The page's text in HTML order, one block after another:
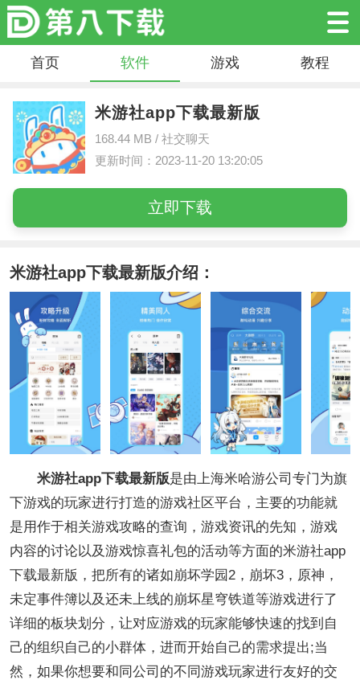
首页 软件 游戏 教程
米游社app下载最新版
168.44 MB / 社交聊天
更新时间：2023-11-20 13:20:05
立即下载
米游社app下载最新版介绍：
米游社app下载最新版是由上海米哈游公司专门为旗
下游戏的玩家进行打造的游戏社区平台，主要的功能就
是用作于相关游戏攻略的查询，游戏资讯的先知，游戏
内容的讨论以及游戏惊喜礼包的活动等方面的米游社app
下载最新版，把所有的诸如崩坏学园2，崩坏3，原神，
未定事件簿以及还未上线的崩坏星穹铁道等游戏进行了
详细的板块划分，让对应游戏的玩家能够快速的找到自
己的组织自己的小群体，进而开始自己的需求提出;当
然，如果你想要和同公司的不同游戏玩家进行友好的交